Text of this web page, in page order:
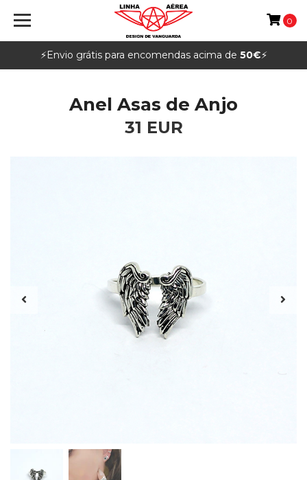
⚡️Envio grátis para encomendas acima de 50€⚡️
0
Anel Asas de Anjo
31 EUR